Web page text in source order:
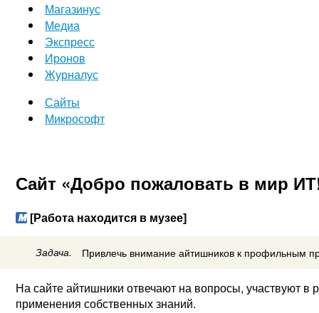
Магазинус
Медиа
Экспресс
Иронов
Журналус
Сайты
Микрософт
Сайт «Добро пожаловать в мир
[Работа находится в музее]
Задача. Привлечь внимание айтишников к профильным
На сайте айтишники отвечают на вопросы, участвуют в
применения собственных знаний.